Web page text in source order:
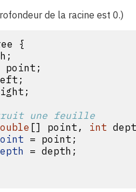
de la racine est 0.)
{
point;
une feuille
[] point, int
= point;
= depth;